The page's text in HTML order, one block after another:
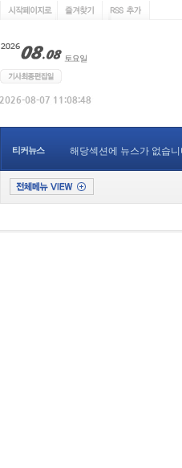
티커뉴스 해당섹션에 뉴스가 없습